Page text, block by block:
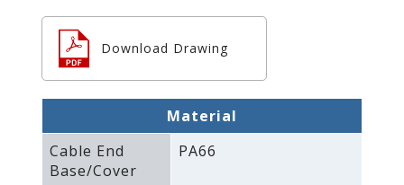
Download Drawing
Material
Cable End
Base/Cover
PA66